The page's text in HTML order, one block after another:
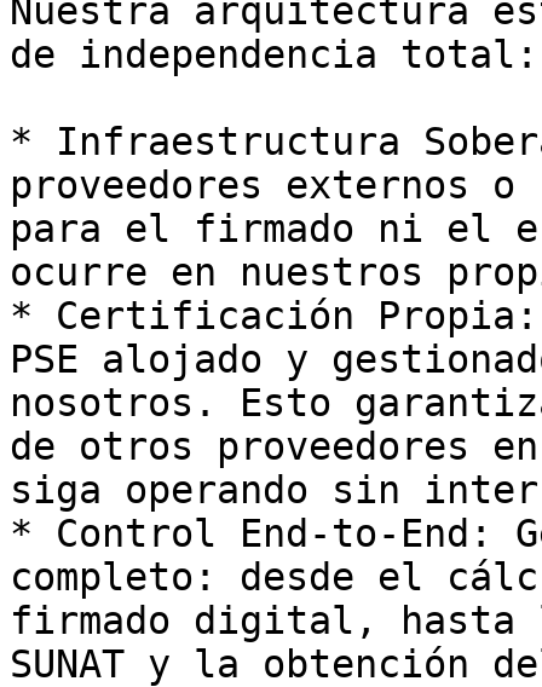
Nuestra arquitectura
de independencia total:
* Infraestructura
proveedores externos
para el firmado ni el
ocurre en nuestros
* Certificación
PSE alojado y
nosotros. Esto
de otros proveedores
siga operando sin
* Control End-to-End:
completo: desde el
firmado digital, hasta
SUNAT y la obtención